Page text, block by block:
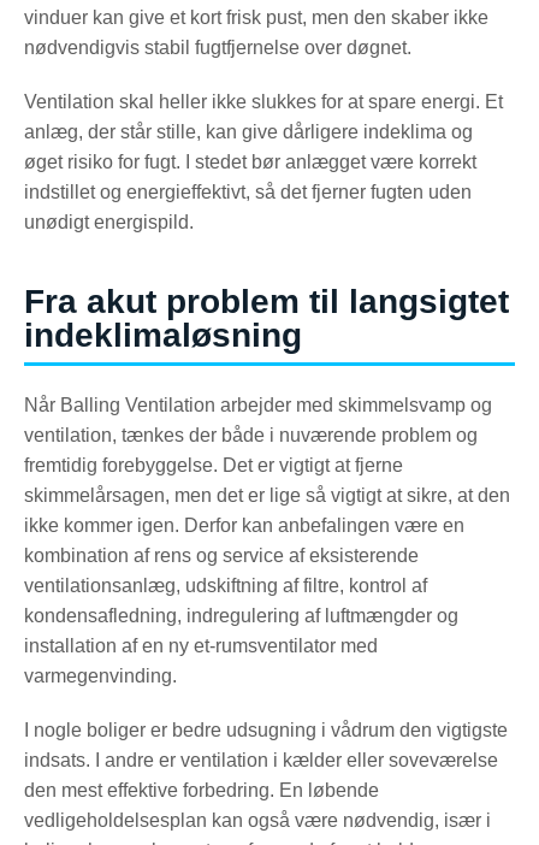
vinduer kan give et kort frisk pust, men den skaber ikke
nødvendigvis stabil fugtfjernelse over døgnet.
Ventilation skal heller ikke slukkes for at spare energi. Et
anlæg, der står stille, kan give dårligere indeklima og
øget risiko for fugt. I stedet bør anlægget være korrekt
indstillet og energieffektivt, så det fjerner fugten uden
unødigt energispild.
Fra akut problem til langsigtet
indeklimaløsning
Når Balling Ventilation arbejder med skimmelsvamp og
ventilation, tænkes der både i nuværende problem og
fremtidig forebyggelse. Det er vigtigt at fjerne
skimmelårsagen, men det er lige så vigtigt at sikre, at den
ikke kommer igen. Derfor kan anbefalingen være en
kombination af rens og service af eksisterende
ventilationsanlæg, udskiftning af filtre, kontrol af
kondensafledning, indregulering af luftmængder og
installation af en ny et-rumsventilator med
varmegenvinding.
I nogle boliger er bedre udsugning i vådrum den vigtigste
indsats. I andre er ventilation i kælder eller soveværelse
den mest effektive forbedring. En løbende
vedligeholdelsesplan kan også være nødvendig, især i